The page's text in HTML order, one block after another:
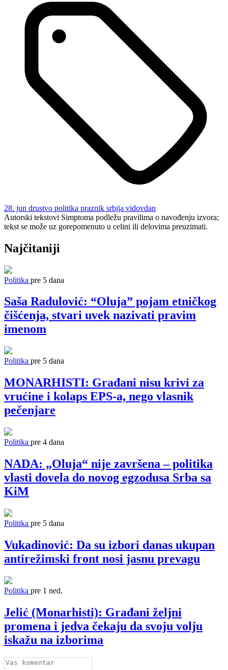
28. jun drustvo politika praznik srbija vidovdan
Autorski tekstovi Simptoma podležu pravilima o navođenju izvora;
tekst se može uz gorepomenuto u celini ili delovima preuzimati.
Najčitaniji
Politika pre 5 dana
Saša Radulović: “Oluja” pojam etničkog
čišćenja, stvari uvek nazivati pravim
imenom
Politika pre 5 dana
MONARHISTI: Građani nisu krivi za
vrućine i kolaps EPS-a, nego vlasnik
pečenjare
Politika pre 4 dana
NADA: „Oluja“ nije završena – politika
vlasti dovela do novog egzodusa Srba sa
KiM
Politika pre 5 dana
Vukadinović: Da su izbori danas ukupan
antirežimski front nosi jasnu prevagu
Politika pre 1 ned.
Jelić (Monarhisti): Građani željni
promena i jedva čekaju da svoju volju
iskažu na izborima